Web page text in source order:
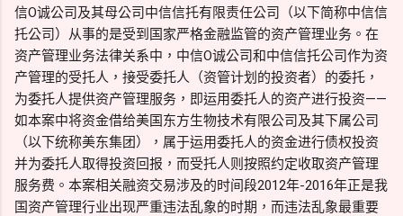
信O诚公司及其母公司中信信托有限责任公司（以下简称中信信
托公司）从事的是受到国家严格金融监管的资产管理业务。在
资产管理业务法律关系中，中信O诚公司和中信信托公司作为资
产管理的受托人，接受委托人（资管计划的投资者）的委托，
为委托人提供资产管理服务，即运用委托人的资产进行投资——
如本案中将资金借给美国东方生物技术有限公司及其下属公司
（以下统称美东集团），属于运用委托人的资金进行债权投资
并为委托人取得投资回报，而受托人则按照约定收取资产管理
服务费。本案相关融资交易涉及的时间段2012年-2016年正是我
国资产管理行业出现严重违法乱象的时期，而违法乱象最重要